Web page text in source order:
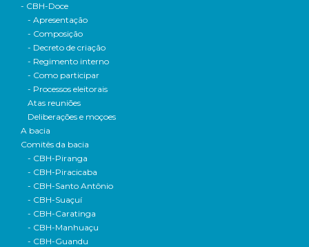
- CBH-Doce
- Apresentação
- Composição
- Decreto de criação
- Regimento interno
- Como participar
- Processos eleitorais
Atas reuniões
Deliberações e moçoes
A bacia
Comitês da bacia
- CBH-Piranga
- CBH-Piracicaba
- CBH-Santo Antônio
- CBH-Suaçuí
- CBH-Caratinga
- CBH-Manhuaçu
- CBH-Guandu